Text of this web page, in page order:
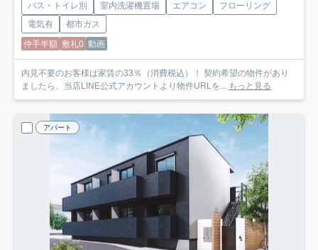
バス・トイレ別 室内洗濯機置場 エアコン
フローリング
電気有
都市ガス
仲手半額 敷礼0 動画
内見不要のお客様は家賃の33％（消費税込）！ 契約希望の物件があり
ましたら、当店LINE公式アカウントより物件URLを... もっと見る
アパート